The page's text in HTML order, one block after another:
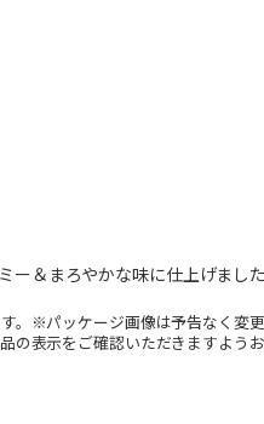
＆まろやかな味に仕上げました
。※パッケージ画像は予告なく変
の表示をご確認いただきますようお